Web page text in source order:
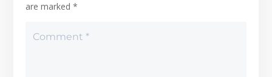
are marked*